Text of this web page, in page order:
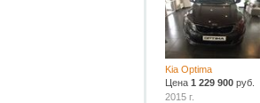
Kia Optima
Цена1 229 900 руб.
2015 г.